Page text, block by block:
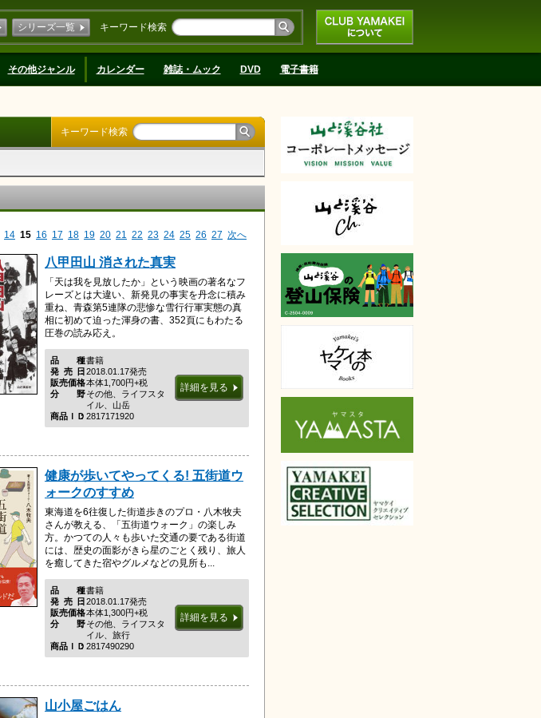
CLUB YAMAKEIにつ
いて
キーワード検索
シリーズ一覧
その他ジャンル カレンダー 雑誌・ムック DVD 電子書籍
キーワード検索
14 15 16 17 18 19 20 21 22 23 24 25 26 27 次へ
八甲田山 消された真実
「天は我を見放したか」という映画の著名なフ
レーズとは大違い、新発見の事実を丹念に積み
重ね、青森第5連隊の悲惨な雪行行軍実態の真
相に初めて迫った渾身の書、352頁にもわたる
圧巻の読み応え。
品種
書籍
発売日2018.01.17発売
販売価格本体1,700円+税
分野その他、ライフスタ
イル、山岳
商品ＩＤ 2817171920
詳細を見る
健康が歩いてやってくる! 五街道ウ
ォークのすすめ
東海道を6往復した街道歩きのプロ・八木牧夫
さんが教える、「五街道ウォーク」の楽しみ
方。かつての人々も歩いた交通の要である街道
には、歴史の面影がきら星のごとく残り、旅人
を癒してきた宿やグルメなどの見所も...
品種
書籍
発売日2018.01.17発売
販売価格本体1,300円+税
分野その他、ライフスタ
イル、旅行
商品ＩＤ 2817490290
詳細を見る
山小屋ごはん